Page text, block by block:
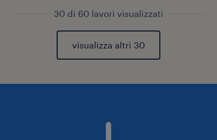
30 di 60 lavori visualizzati
visualizza altri 30